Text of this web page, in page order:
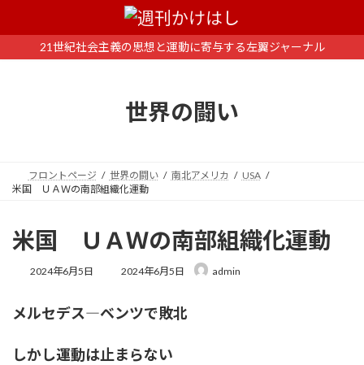
ン
ー
21世紀社会主義の思想と運動に寄与する左翼ジャーナル
世界の闘い
フロントページ 世界の闘い 南北アメリカ
USA
米国 ＵＡＷの南部組織化運動
米国 ＵＡＷの南部組織化運動
2024年6月5日
最
新
:
2024年6月5日 admin
メルセデス―ベンツで敗北
しかし運動は止まらない